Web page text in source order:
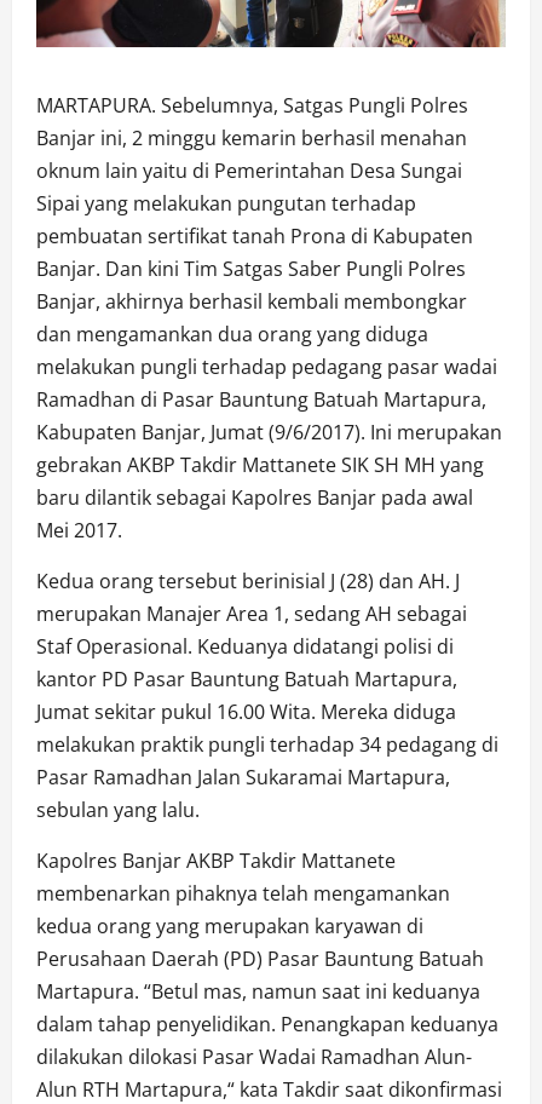
MARTAPURA. Sebelumnya, Satgas Pungli Polres
Banjar ini, 2 minggu kemarin berhasil menahan
oknum lain yaitu di Pemerintahan Desa Sungai
Sipai yang melakukan pungutan terhadap
pembuatan sertifikat tanah Prona di Kabupaten
Banjar. Dan kini Tim Satgas Saber Pungli Polres
Banjar, akhirnya berhasil kembali membongkar
dan mengamankan dua orang yang diduga
melakukan pungli terhadap pedagang pasar wadai
Ramadhan di Pasar Bauntung Batuah Martapura,
Kabupaten Banjar, Jumat (9/6/2017). Ini merupakan
gebrakan AKBP Takdir Mattanete SIK SH MH yang
baru dilantik sebagai Kapolres Banjar pada awal
Mei 2017.
Kedua orang tersebut berinisial J (28) dan AH. J
merupakan Manajer Area 1, sedang AH sebagai
Staf Operasional. Keduanya didatangi polisi di
kantor PD Pasar Bauntung Batuah Martapura,
Jumat sekitar pukul 16.00 Wita. Mereka diduga
melakukan praktik pungli terhadap 34 pedagang di
Pasar Ramadhan Jalan Sukaramai Martapura,
sebulan yang lalu.
Kapolres Banjar AKBP Takdir Mattanete
membenarkan pihaknya telah mengamankan
kedua orang yang merupakan karyawan di
Perusahaan Daerah (PD) Pasar Bauntung Batuah
Martapura. “Betul mas, namun saat ini keduanya
dalam tahap penyelidikan. Penangkapan keduanya
dilakukan dilokasi Pasar Wadai Ramadhan Alun-
Alun RTH Martapura,“ kata Takdir saat dikonfirmasi